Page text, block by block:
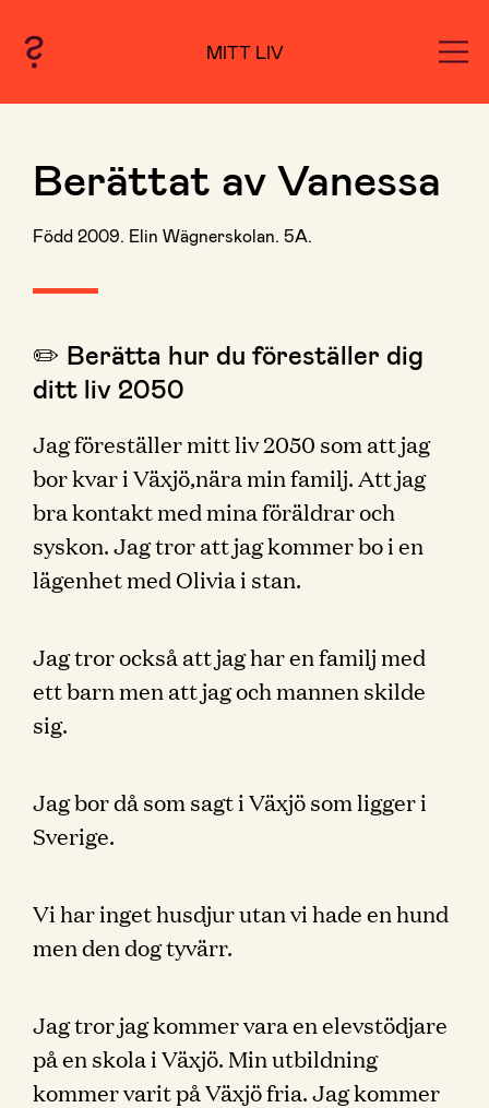
MITT LIV
Berättat av Vanessa
Född 2009. Elin Wägnerskolan. 5A.
✏️ Berätta hur du föreställer dig
ditt liv 2050
Jag föreställer mitt liv 2050 som att jag
bor kvar i Växjö,nära min familj. Att jag
bra kontakt med mina föräldrar och
syskon. Jag tror att jag kommer bo i en
lägenhet med Olivia i stan.
Jag tror också att jag har en familj med
ett barn men att jag och mannen skilde
sig.
Jag bor då som sagt i Växjö som ligger i
Sverige.
Vi har inget husdjur utan vi hade en hund
men den dog tyvärr.
Jag tror jag kommer vara en elevstödjare
på en skola i Växjö. Min utbildning
kommer varit på Växjö fria. Jag kommer